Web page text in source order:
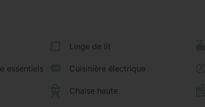
ville de Barcelone est que vous aurez un
quel endroit de la ville rapidement et
descendez la rue Passeig de Gracia, vous
continue et devient la célèbre Rambla.
Linge de lit
essentiels
Cuisinière électrique
Chaise haute